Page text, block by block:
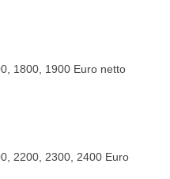
1800, 1900 Euro netto
2200, 2300, 2400 Euro